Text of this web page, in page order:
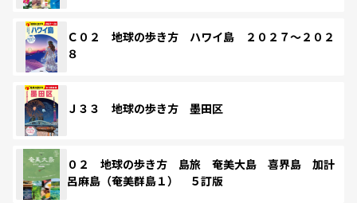
Ｃ０２ 地球の歩き方 ハワイ島 ２０２７～２０２
８
Ｊ３３ 地球の歩き方 墨田区
０２ 地球の歩き方 島旅 奄美大島 喜界島 加計
呂麻島（奄美群島１） ５訂版